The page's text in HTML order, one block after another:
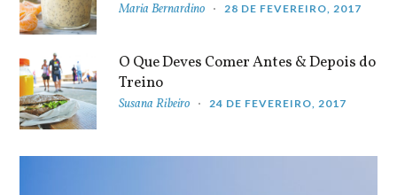
Maria Bernardino 28 DE FEVEREIRO, 2017
O Que Deves Comer Antes & Depois do
Treino
Susana Ribeiro 24 DE FEVEREIRO, 2017